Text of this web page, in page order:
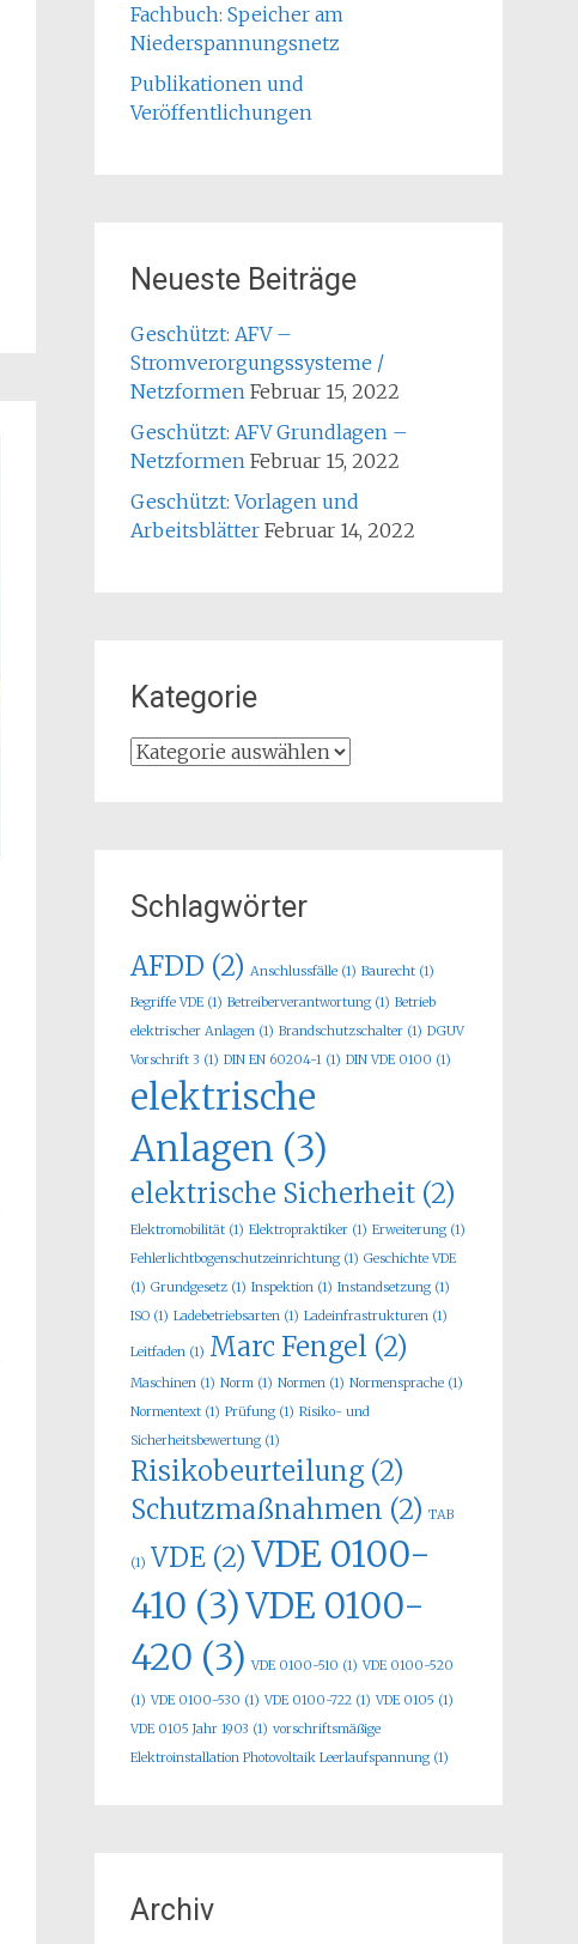
Fachbuch: Speicher am
Niederspannungsnetz
Publikationen und
Veröffentlichungen
Neueste Beiträge
Geschützt: AFV –
Stromverorgungssysteme /
Netzformen Februar 15, 2022
Geschützt: AFV Grundlagen –
Netzformen Februar 15, 2022
Geschützt: Vorlagen und
Arbeitsblätter Februar 14, 2022
Kategorie
Kategorie
Schlagwörter
AFDD (2) Anschlussfälle(1) Baurecht(1)
Begriffe VDE(1) Betreiberverantwortung(1) Betrieb
elektrischer Anlagen(1) Brandschutzschalter(1) DGUV
Vorschrift 3 (1) DIN EN 60204-1(1) DIN VDE 0100 (1)
elektrische
Anlagen (3)
elektrische Sicherheit(2)
Elektromobilität(1) Elektropraktiker(1) Erweiterung(1)
Fehlerlichtbogenschutzeinrichtung(1) Geschichte VDE
(1) Grundgesetz(1) Inspektion(1) Instandsetzung(1)
ISO(1) Ladebetriebsarten(1) Ladeinfrastrukturen(1)
Leitfaden(1) Marc Fengel (2)
Maschinen(1) Norm(1) Normen(1) Normensprache(1)
Normentext(1) Prüfung(1) Risiko- und
Sicherheitsbewertung(1)
Risikobeurteilung(2)
Schutzmaßnahmen (2) TAB
(1) VDE(2) VDE 0100-
410 (3)VDE 0100-
420 (3) VDE 0100-510 (1) VDE 0100-520
(1) VDE 0100-530 (1) VDE 0100-722(1) VDE 0105 (1)
VDE 0105 Jahr 1903 (1) vorschriftsmäßige
Elektroinstallation Photovoltaik Leerlaufspannung(1)
Archiv